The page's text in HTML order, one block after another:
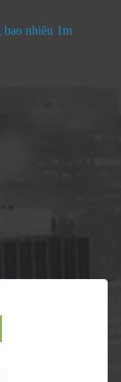
nhiêu 1m